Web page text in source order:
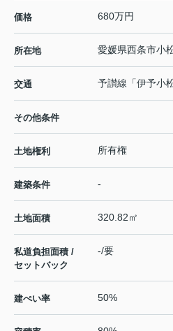
価格 680万円
所在地 愛媛県西条市小
交通 予讃線 「伊予小
その他条件
土地権利 所有権
建築条件 -
土地面積 320.82㎡
私道負担面積 /
セットバック
-/要
建ぺい率 50%